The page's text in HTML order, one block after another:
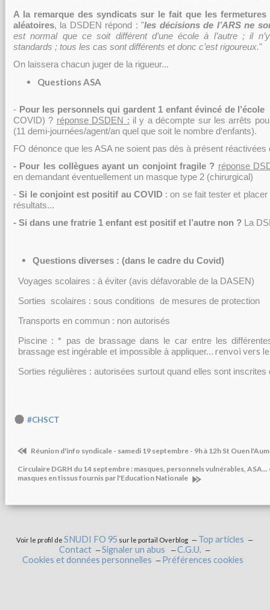
A la remarque des syndicats sur le fait que les fermetures
aléatoires, la DSDEN répond : "les décisions de l’ARS ne
est normal que ce soit différent d’une école à l’autre ; il
standards ; tous les cas sont différents et donc c’est rigoureux."
On laissera chacun juger de la rigueur...
Questions ASA
- Pour les personnels qui gardent 1 enfant évincé de l’école
COVID) ? réponse DSDEN : il y a décompte sur les arrêts
(11 demi-journées/agent/an quel que soit le nombre d‘enfants).
FO dénonce que les ASA ne soient pas dès à présent réactivées
- Pour les collègues ayant un conjoint fragile ? réponse
en demandant éventuellement un masque type 2 (chirurgical)
-Si le conjoint est positif au COVID : on se fait tester et
résultats...
- Si dans une fratrie 1 enfant est positif et l’autre non ? La
Questions diverses : (dans le cadre du Covid)
Voyages scolaires : à éviter (avis défavorable de la DASEN)
Sorties scolaires : sous conditions de mesures de protection
Transports en commun : non autorisés
Piscine : * pas de brassage dans le car entre les
brassage est ingérable et impossible à appliquer... renvoi vers
Sorties régulières : autorisées surtout quand elles sont inscrites
#CHSCT
Réunion d'info syndicale - samedi 19 septembre - 9h à 12h St Ouen
Circulaire DGRH du 14 septembre : masques, personnels vulnérables, ASA...
masques en tissus fournis par l'Education Nationale
Voir le profil deSNUDI FO 95 sur le portail Overblog
Top articles
Contact
Signaler un abus
C.G.U.
Cookies et données personnelles
Préférences cookies